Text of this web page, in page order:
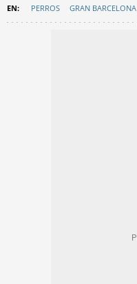
PERROS GRAN BARCELONA